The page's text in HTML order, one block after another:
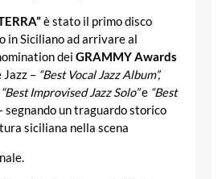
è stato il primo disco
in Siciliano ad arrivare al
dei GRAMMY Awards
– “Best Vocal Jazz Album”,
Improvised Jazz Solo”e “Best
segnando un traguardo storico
siciliana nella scena